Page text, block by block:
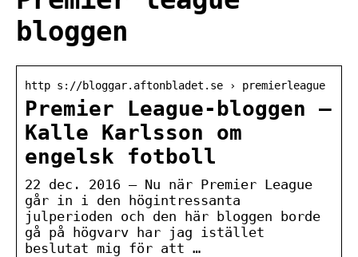
bloggen
http s://bloggar.aftonbladet.se › premierleague
Premier League-bloggen –
Kalle Karlsson om
engelsk fotboll
22 dec. 2016 — Nu när Premier League
går in i den högintressanta
julperioden och den här bloggen borde
gå på högvarv har jag istället
beslutat mig för att …